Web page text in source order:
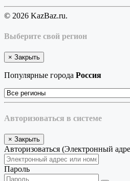
© 2026 KazBaz.ru.
Выберите свой регион
× Закрыть
Популярные города Россия
Авторизоваться в системе
× Закрыть
Авторизоваться (Электронный
Пароль